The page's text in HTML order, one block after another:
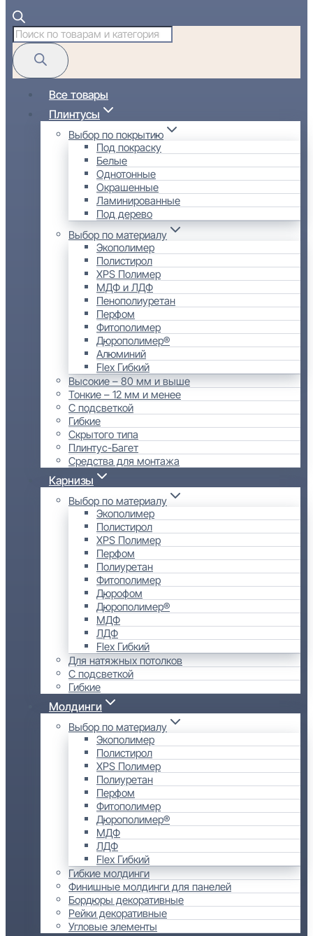
Поиск
товаров
Все товары
Плинтусы
Выбор по покрытию
Под покраску
Белые
Однотонные
Окрашенные
Ламинированные
Под дерево
Выбор по материалу
Экополимер
Полистирол
XPS Полимер
МДФ и ЛДФ
Пенополиуретан
Перфом
Фитополимер
Дюрополимер®
Алюминий
Flex Гибкий
Высокие – 80 мм и выше
Тонкие – 12 мм и менее
С подсветкой
Гибкие
Скрытого типа
Плинтус-Багет
Средства для монтажа
Карнизы
Выбор по материалу
Экополимер
Полистирол
XPS Полимер
Перфом
Полиуретан
Фитополимер
Дюрофом
Дюрополимер®
МДФ
ЛДФ
Flex Гибкий
Для натяжных потолков
С подсветкой
Гибкие
Молдинги
Выбор по материалу
Экополимер
Полистирол
XPS Полимер
Полиуретан
Перфом
Фитополимер
Дюрополимер®
МДФ
ЛДФ
Flex Гибкий
Гибкие молдинги
Финишные молдинги для панелей
Бордюры декоративные
Рейки декоративные
Угловые элементы